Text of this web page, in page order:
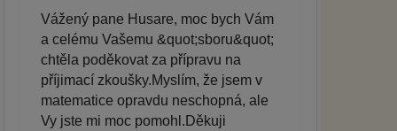
Vážený pane Husare, moc bych Vám
a celému Vašemu &quot;sboru&quot;
chtěla poděkovat za přípravu na
příjimací zkoušky.Myslím, že jsem v
matematice opravdu neschopná, ale
Vy jste mi moc pomohl.Děkuji